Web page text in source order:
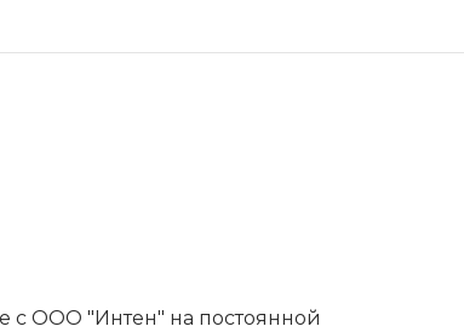
ООО "Интен" на постоянной